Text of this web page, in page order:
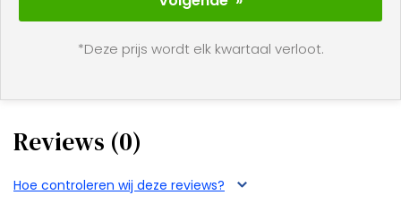
Een abonnement op Goed Gevoel kan je proberen
Gevoel. Het abonnement wordt elke maand gratis
stopt het abonnement automatisch.
*Deze prijs wordt elk kwartaal verloot.
Reviews (0)
Hoe controleren wij deze reviews?